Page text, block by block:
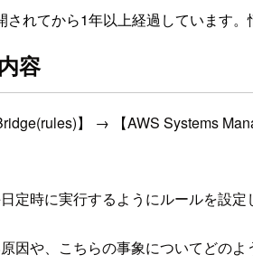
されてから1年以上経過しています
容
】 → 【AWS Systems
定時に実行するようにルールを設定
因や、こちらの事象についてどのよ